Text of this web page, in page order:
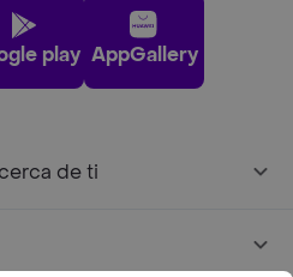
play AppGallery
de ti